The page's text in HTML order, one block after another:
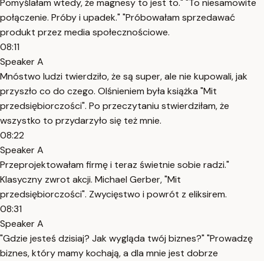
Pomyślałam wtedy, że magnesy to jest to." "To niesamowite
połączenie. Próby i upadek." "Próbowałam sprzedawać
produkt przez media społecznościowe.
08:11
Speaker A
Mnóstwo ludzi twierdziło, że są super, ale nie kupowali, jak
przyszło co do czego. Olśnieniem była książka "Mit
przedsiębiorczości". Po przeczytaniu stwierdziłam, że
wszystko to przydarzyło się też mnie.
08:22
Speaker A
Przeprojektowałam firmę i teraz świetnie sobie radzi."
Klasyczny zwrot akcji. Michael Gerber, "Mit
przedsiębiorczości". Zwycięstwo i powrót z eliksirem.
08:31
Speaker A
"Gdzie jesteś dzisiaj? Jak wygląda twój biznes?" "Prowadzę
biznes, który mamy kochają, a dla mnie jest dobrze